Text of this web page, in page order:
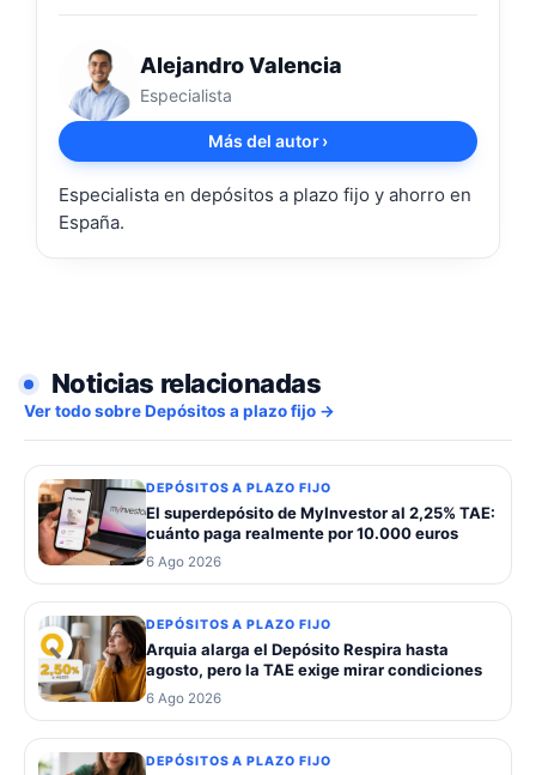
Alejandro Valencia
Especialista
Más del autor›
Especialista en depósitos a plazo fijo y ahorro en
España.
Noticias relacionadas
Ver todo sobre Depósitos a plazo fijo →
DEPÓSITOS A PLAZO FIJO
El superdepósito de MyInvestor al 2,25% TAE:
cuánto paga realmente por 10.000 euros
6 Ago 2026
DEPÓSITOS A PLAZO FIJO
Arquia alarga el Depósito Respira hasta
agosto, pero la TAE exige mirar condiciones
6 Ago 2026
DEPÓSITOS A PLAZO FIJO